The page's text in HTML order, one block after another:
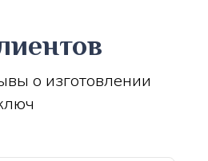
о изготовлении